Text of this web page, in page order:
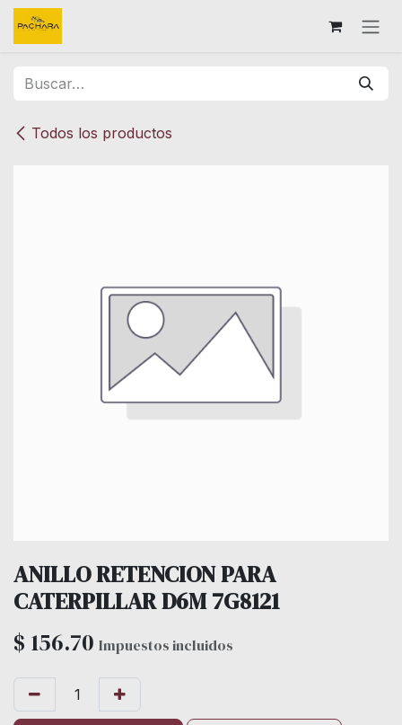
Ir al contenido
Todos los productos
ANILLO RETENCION PARA
CATERPILLAR D6M 7G8121
$ 156.70 Impuestos incluidos